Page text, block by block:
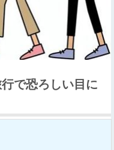
で恐ろしい目に